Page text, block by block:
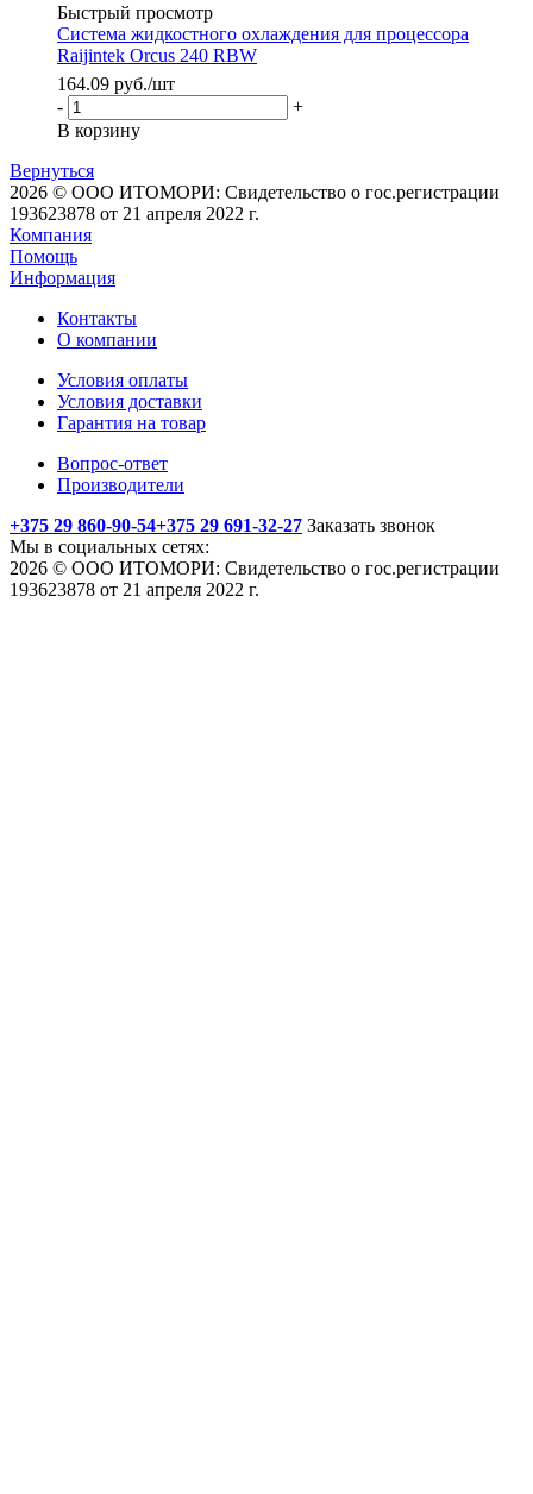
Быстрый просмотр
Система жидкостного охлаждения для процессора
Raijintek Orcus 240 RBW
164.09 руб./шт
-
+
В корзину
Вернуться
2026 © ООО ИТОМОРИ: Свидетельство о гос.регистрации
193623878 от 21 апреля 2022 г.
Компания
Помощь
Информация
Контакты
О компании
Условия оплаты
Условия доставки
Гарантия на товар
Вопрос-ответ
Производители
+375 29 860-90-54+375 29 691-32-27 Заказать звонок
Мы в социальных сетях:
2026 © ООО ИТОМОРИ: Свидетельство о гос.регистрации
193623878 от 21 апреля 2022 г.